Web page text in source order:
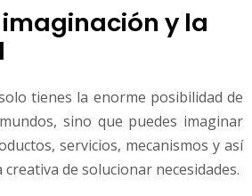
imaginación y la
tienes la enorme posibilidad de
sino que puedes imaginar
servicios, mecanismos y así
de solucionar necesidades.